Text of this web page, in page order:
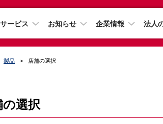
ービス お知らせ 企業情報 法人
製品 店舗の選択
の選択